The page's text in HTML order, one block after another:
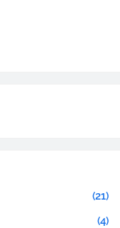
(21)
(4)